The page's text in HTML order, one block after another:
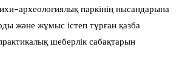
археологиялық паркінің нысандарына
және жұмыс істеп тұрған қазба
шеберлік сабақтарын